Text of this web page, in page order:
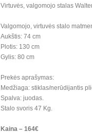
Virtuvės, valgomojo stalas
Valgomojo, virtuvės stalo
Aukštis: 74 cm
Plotis: 130 cm
Gylis: 80 cm
Prekės aprašymas:
Medžiaga: stiklas/nerūdijantis
Spalva: juodas.
Stalo svoris 47 Kg.
Kaina – 164€